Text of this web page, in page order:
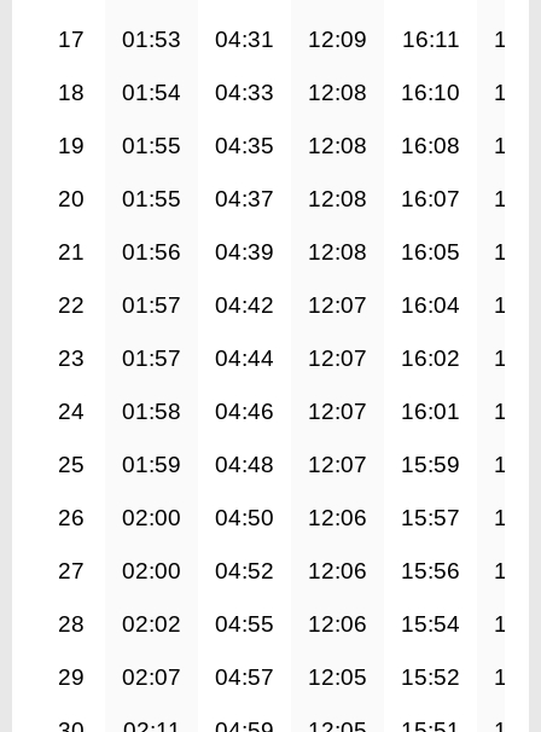
17 01:53 04:31 12:09 16:11
18 01:54 04:33 12:08 16:10
19 01:55 04:35 12:08 16:08
20 01:55 04:37 12:08 16:07
21 01:56 04:39 12:08 16:05
22 01:57 04:42 12:07 16:04
23 01:57 04:44 12:07 16:02
24 01:58 04:46 12:07 16:01
25 01:59 04:48 12:07 15:59
26 02:00 04:50 12:06 15:57
27 02:00 04:52 12:06 15:56
28 02:02 04:55 12:06 15:54
29 02:07 04:57 12:05 15:52